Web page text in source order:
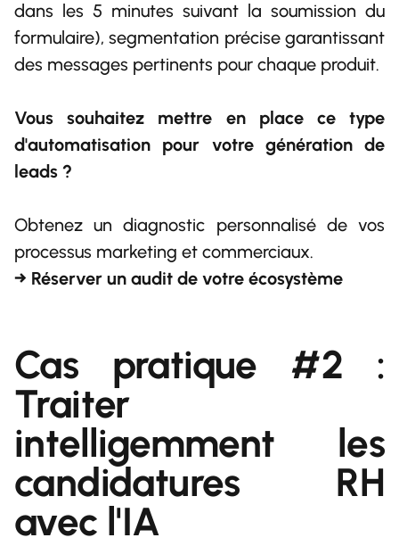
dans les 5 minutes suivant la soumission du
formulaire), segmentation précise garantissant
des messages pertinents pour chaque produit.
Vous souhaitez mettre en place ce type
d'automatisation pour votre génération de
leads ?
Obtenez un diagnostic personnalisé de vos
processus marketing et commerciaux.
→ Réserver un audit de votre écosystème
Cas pratique #2 :
Traiter
intelligemment les
candidatures RH
avec l'IA